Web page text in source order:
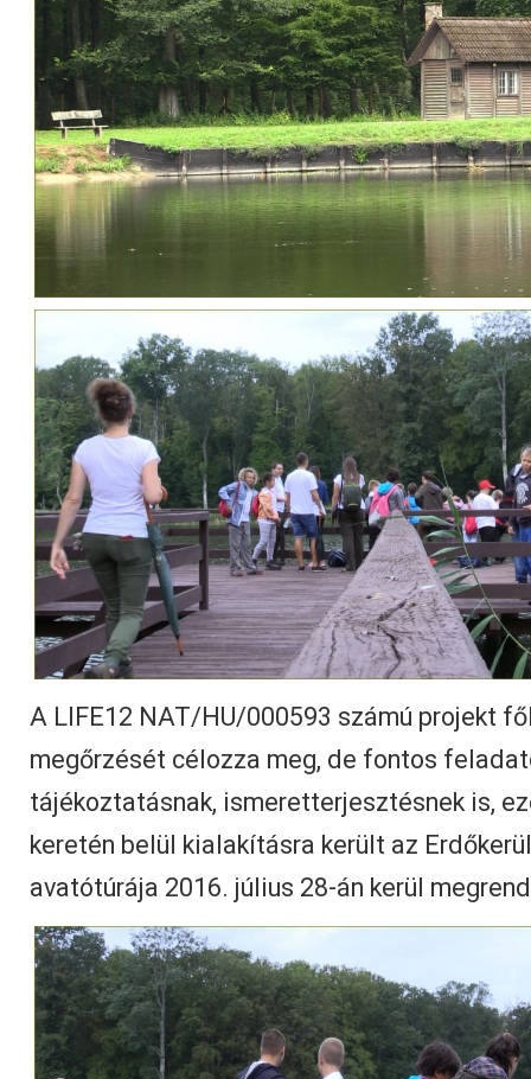
A LIFE12 NAT/HU/000593 számú projekt
megőrzését célozza meg, de fontos
tájékoztatásnak, ismeretterjesztésnek is,
keretén belül kialakításra került az
avatótúrája 2016. július 28-án kerül